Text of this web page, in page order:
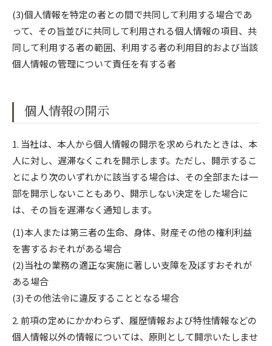
(3)個人情報を特定の者との間で共同して利用する場合であ
って、その旨並びに共同して利用される個人情報の項目、共
同して利用する者の範囲、利用する者の利用目的および当該
個人情報の管理について責任を有する者
個人情報の開示
1. 当社は、本人から個人情報の開示を求められたときは、本
人に対し、遅滞なくこれを開示します。ただし、開示するこ
とにより次のいずれかに該当する場合は、その全部または一
部を開示しないこともあり、開示しない決定をした場合に
は、その旨を遅滞なく通知します。
(1)本人または第三者の生命、身体、財産その他の権利利益
を害するおそれがある場合
(2)当社の業務の適正な実施に著しい支障を及ぼすおそれが
ある場合
(3)その他法令に違反することとなる場合
2. 前項の定めにかかわらず、履歴情報および特性情報などの
個人情報以外の情報については、原則として開示いたしませ
ご予約はこちら